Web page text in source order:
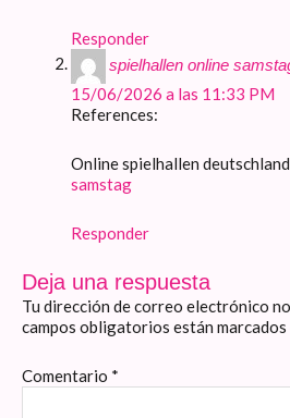
Responder
spielhallen online
15/06/2026 a las 11:33 PM
References:
Online spielhallen deutschland
samstag
Responder
Deja una respuesta
Tu dirección de correo electrónico
campos obligatorios están marcados
Comentario *